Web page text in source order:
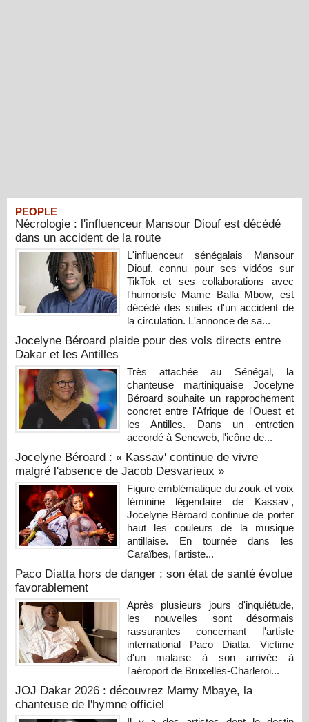
PEOPLE
Nécrologie : l'influenceur Mansour Diouf est décédé
dans un accident de la route
L'influenceur sénégalais Mansour
Diouf, connu pour ses vidéos sur
TikTok et ses collaborations avec
l'humoriste Mame Balla Mbow, est
décédé des suites d'un accident de
la circulation. L'annonce de sa...
Jocelyne Béroard plaide pour des vols directs entre
Dakar et les Antilles
Très attachée au Sénégal, la
chanteuse martiniquaise Jocelyne
Béroard souhaite un rapprochement
concret entre l'Afrique de l'Ouest et
les Antilles. Dans un entretien
accordé à Seneweb, l'icône de...
Jocelyne Béroard : « Kassav' continue de vivre
malgré l'absence de Jacob Desvarieux »
Figure emblématique du zouk et voix
féminine légendaire de Kassav',
Jocelyne Béroard continue de porter
haut les couleurs de la musique
antillaise. En tournée dans les
Caraïbes, l'artiste...
Paco Diatta hors de danger : son état de santé évolue
favorablement
Après plusieurs jours d'inquiétude,
les nouvelles sont désormais
rassurantes concernant l'artiste
international Paco Diatta. Victime
d'un malaise à son arrivée à
l'aéroport de Bruxelles-Charleroi...
JOJ Dakar 2026 : découvrez Mamy Mbaye, la
chanteuse de l'hymne officiel